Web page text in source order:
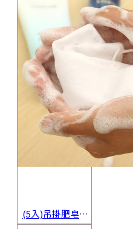
(5入)吊掛肥皂起泡網 香皂起泡袋